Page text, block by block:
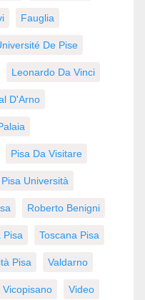
Fauglia
De Pise
Leonardo Da Vinci
D'Arno
Pisa Da Visitare
Pisa Università
Roberto Benigni
Pisa Toscana Pisa
Pisa Valdarno
Vicopisano Video